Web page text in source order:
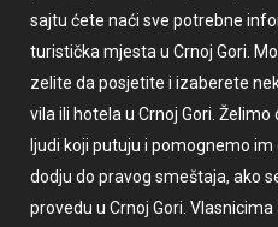
sajtu ćete naći sve potrebne
turistička mjesta u Crnoj Gori.
zelite da posjetite i izaberete
vila ili hotela u Crnoj Gori.
ljudi koji putuju i pomognemo
dodju do pravog smeštaja, ako
provedu u Crnoj Gori.